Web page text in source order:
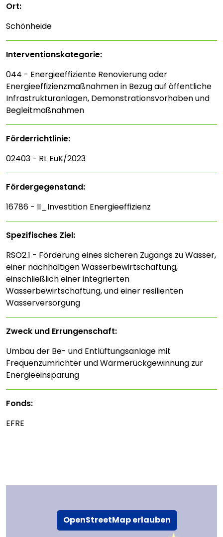
OpenStreetMap erlauben
Ort:
Schönheide
Interventions­kategorie:
044 - Energieeffiziente Renovierung oder
Energieeffizienzmaßnahmen in Bezug auf öffentliche
Infrastrukturanlagen, Demonstrationsvorhaben und
Begleitmaßnahmen
Förderrichtlinie:
02403 - RL EuK/2023
Fördergegenstand:
16786 - II_Investition Energieeffizienz
Spezifisches Ziel:
RSO2.1 - Förderung eines sicheren Zugangs zu Wasser,
einer nachhaltigen Wasserbewirtschaftung,
einschließlich einer integrierten
Wasserbewirtschaftung, und einer resilienten
Wasserversorgung
Zweck und Errungenschaft:
Umbau der Be- und Entlüftungsanlage mit
Frequenzumrichter und Wärmerückgewinnung zur
Energieeinsparung
Fonds:
EFRE